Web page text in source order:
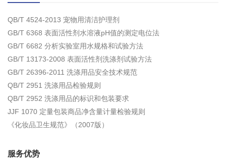
QB/T 4524-2013 宠物用清洁护理剂
GB/T 6368 表面活性剂水溶液pH值的测定电位法
GB/T 6682 分析实验室用水规格和试验方法
GB/T 13173-2008 表面活性剂洗涤剂试验方法
GB/T 26396-2011 洗涤用品安全技术规范
QB/T 2951 洗涤用品检验规则
QB/T 2952 洗涤用品的标识和包装要求
JJF 1070 定量包装商品净含量计量检验规则
《化妆品卫生规范》（2007版）
服务优势